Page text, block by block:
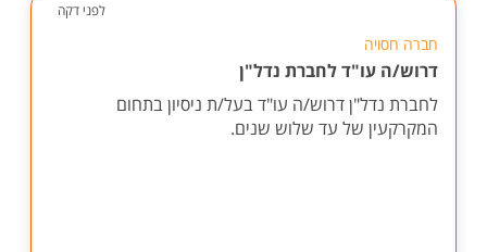
לפני דקה
חברה חסויה
דרוש/ה עו"ד לחברת נדל"ן
לחברת נדל"ן דרוש/ה עו"ד בעל/ת ניסיון בתחום
המקרקעין של עד שלוש שנים.